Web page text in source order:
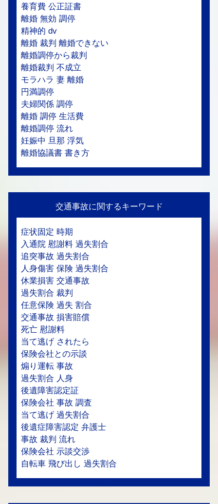
養育費 公正証書
離婚 無効 調停
精神的 dv
離婚 裁判 離婚できない
離婚調停から裁判
離婚裁判 不成立
モラハラ 妻 離婚
円満調停
夫婦関係 調停
離婚 調停 生活費
離婚調停 流れ
妊娠中 旦那 浮気
離婚協議書 書き方
交通事故に関するキーワード
症状固定 時期
入通院 慰謝料 過失割合
追突事故 過失割合
人身傷害 保険 過失割合
休業損害 交通事故
過失割合 裁判
任意保険 過失 割合
交通事故 損害賠償
死亡 慰謝料
当て逃げ されたら
保険会社との示談
煽り運転 事故
過失割合 人身
後遺障害認定証
保険会社 事故 調査
当て逃げ 過失割合
後遺症障害認定 弁護士
事故 裁判 流れ
保険会社 示談交渉
自転車 飛び出し 過失割合